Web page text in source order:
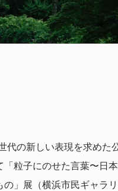
の新しい表現を求めた
粒子にのせた言葉〜日
」展（横浜市民ギャラ